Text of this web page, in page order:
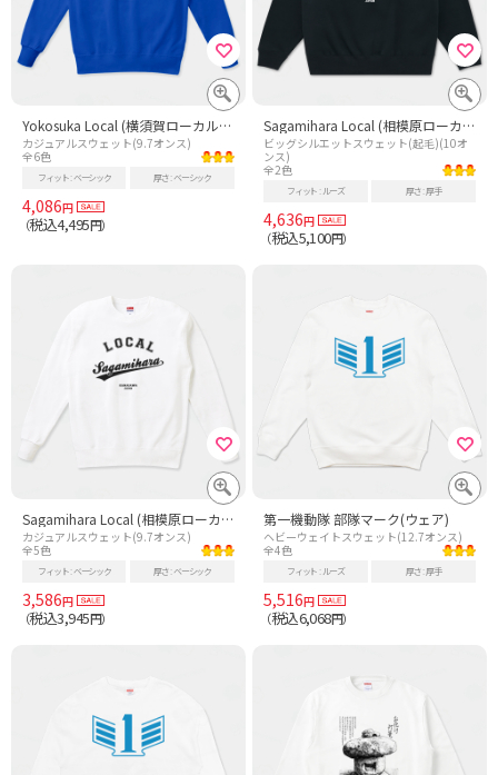
Yokosuka Local (横須賀ローカル) 故郷 - 白
カジュアルスウェット(9.7オンス)
全6色
フィット ベーシック 厚さ ベーシック
4,086円
（税込4,495円）
Sagamihara Local (相模原ローカル) 故郷 - 白
ビッグシルエットスウェット(起毛)(10オ
ンス)
全2色
フィット ルーズ 厚さ 厚手
4,636円
（税込5,100円）
Sagamihara Local (相模原ローカル) 故郷 - 黒
カジュアルスウェット(9.7オンス)
全5色
フィット ベーシック 厚さ ベーシック
3,586円
（税込3,945円）
第一機動隊 部隊マーク(ウェア)
ヘビーウェイトスウェット(12.7オンス)
全4色
フィット ルーズ 厚さ 厚手
5,516円
（税込6,068円）